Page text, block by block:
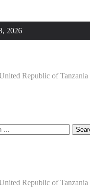
2026
Republic of Tanzania
Republic of Tanzania